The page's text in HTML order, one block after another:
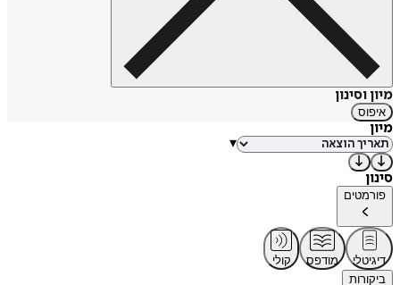
מיון וסינון
איפוס
מיון
▾
סינון
פורמטים
דיגיטלי מודפס
קולי
ביקורות